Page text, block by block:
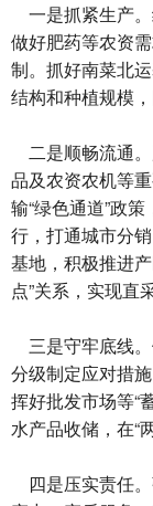
一是抓紧生产
做好肥药等农资
制。抓好南菜北
结构和种植规模
二是顺畅流通。
品及农资农机等
输“绿色通道”政
行，打通城市分
基地，积极推进
点”关系，实现直
三是守牢底线
分级制定应对措
挥好批发市场等“
水产品收储，在“
四是压实责任。